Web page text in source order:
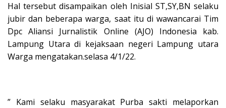
Hal tersebut disampaikan oleh Inisial ST,SY,BN selaku
jubir dan beberapa warga, saat itu di wawancarai Tim
Dpc Aliansi Jurnalistik Online (AJO) Indonesia kab.
Lampung Utara di kejaksaan negeri Lampung utara
Warga mengatakan.selasa 4/1/22.
” Kami selaku masyarakat Purba sakti melaporkan